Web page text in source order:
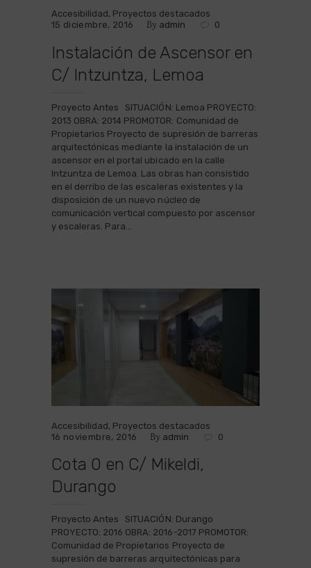
Accesibilidad, Proyectos destacados
15 diciembre, 2016
By admin 0
Instalación de Ascensor en
C/ Intzuntza, Lemoa
Proyecto Antes SITUACIÓN: Lemoa PROYECTO:
2013 OBRA: 2014 PROMOTOR: Comunidad de
Propietarios Proyecto de supresión de barreras
arquitectónicas mediante la instalación de un
ascensor en el portal ubicado en la calle
Intzuntza de Lemoa. Las obras han consistido
en el derribo de las escaleras existentes y la
disposición de un nuevo núcleo de
comunicación vertical compuesto por ascensor
y escaleras. Para…
Accesibilidad, Proyectos destacados
16 noviembre, 2016
By admin 0
Cota 0 en C/ Mikeldi,
Durango
Proyecto Antes SITUACIÓN: Durango
PROYECTO: 2016 OBRA: 2016-2017 PROMOTOR:
Comunidad de Propietarios Proyecto de
supresión de barreras arquitectónicas para